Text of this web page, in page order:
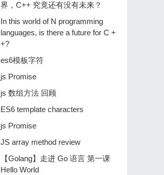
界，C++ 究竟还有没有未来？
In this world of N programming
languages, is there a future for C +
+?
es6模板字符
js Promise
js 数组方法 回顾
ES6 template characters
js Promise
JS array method review
【Golang】️走进 Go 语言️ 第一课
Hello World